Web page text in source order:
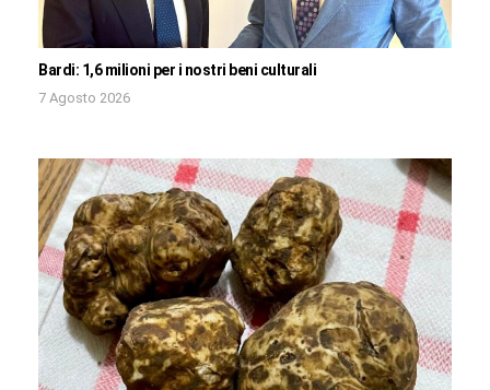
Bardi: 1,6 milioni per i nostri beni culturali
7 Agosto 2026